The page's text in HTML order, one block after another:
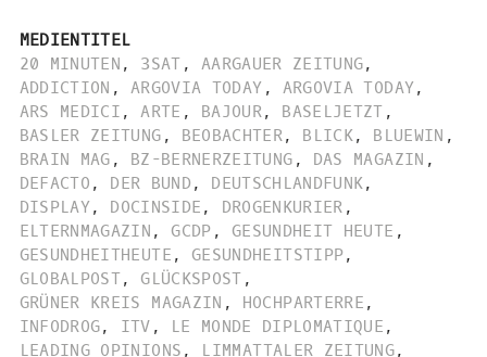
MEDIENTITEL
20 MINUTEN , 3SAT , AARGAUER ZEITUNG,
ADDICTION , ARGOVIA TODAY , ARGOVIA TODAY,
ARS MEDICI , ARTE , BAJOUR, BASELJETZT ,
BASLER ZEITUNG , BEOBACHTER, BLICK, BLUEWIN ,
BRAIN MAG , BZ-BERNERZEITUNG , DAS MAGAZIN ,
DEFACTO , DER BUND , DEUTSCHLANDFUNK,
DISPLAY, DOCINSIDE , DROGENKURIER ,
ELTERNMAGAZIN , GCDP , GESUNDHEIT HEUTE ,
GESUNDHEITHEUTE , GESUNDHEITSTIPP,
GLOBALPOST, GLÜCKSPOST ,
GRÜNER KREIS MAGAZIN , HOCHPARTERRE ,
INFODROG, ITV , LE MONDE DIPLOMATIQUE ,
LEADING OPINIONS , LIMMATTALER ZEITUNG,